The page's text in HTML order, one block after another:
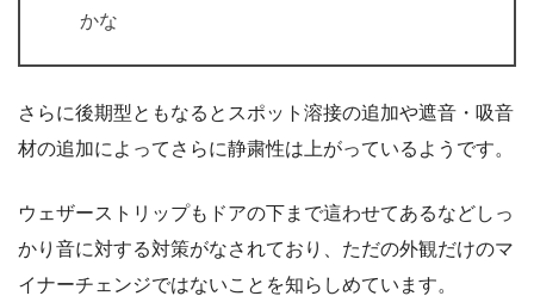
かな
さらに後期型ともなるとスポット溶接の追加や遮音・吸音
材の追加によってさらに静粛性は上がっているようです。
ウェザーストリップもドアの下まで這わせてあるなどしっ
かり音に対する対策がなされており、ただの外観だけのマ
イナーチェンジではないことを知らしめています。